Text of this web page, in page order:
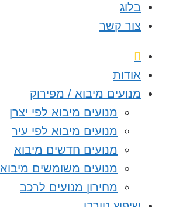
בלוג
צור קשר
אודות
מנועים מיבוא / מפירוק
מנועים מיבוא לפי יצרן
מנועים מיבוא לפי עיר
מנועים חדשים מיבוא
מנועים משומשים מיבוא
מחירון מנועים לרכב